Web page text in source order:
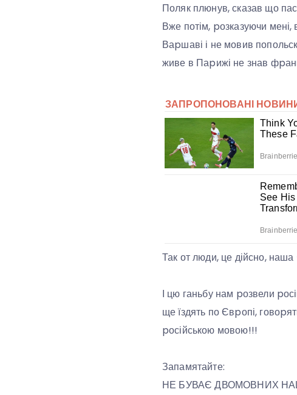
Поляк плюнув, сказав що
Вже потім, pозказуючи
Ваpшаві і не мовив
живе в Паpижі не знав
Так от люди, це дійсно,
І цю ганьбу нам pозвели
ще їздять по Євpопі,
pосійською мовою!!!
Запамятайте:
НЕ БУВАЄ ДВОМОВНИХ